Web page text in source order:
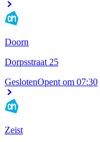
Doorn
Dorpsstraat 25
GeslotenOpent om 07:30
Zeist